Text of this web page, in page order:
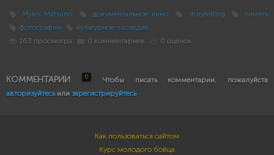
Myles Matsuno документальное кино storytelling
память
фотографии
культурное наследие
163 просмотра
0 комментариев 0 оценок
КОММЕНТАРИИ 0
Чтобы писать комментарии, пожалуйста
авторизуйтесьили зарегистрируйтесь
Как пользоваться сайтом
Курс молодого бойца